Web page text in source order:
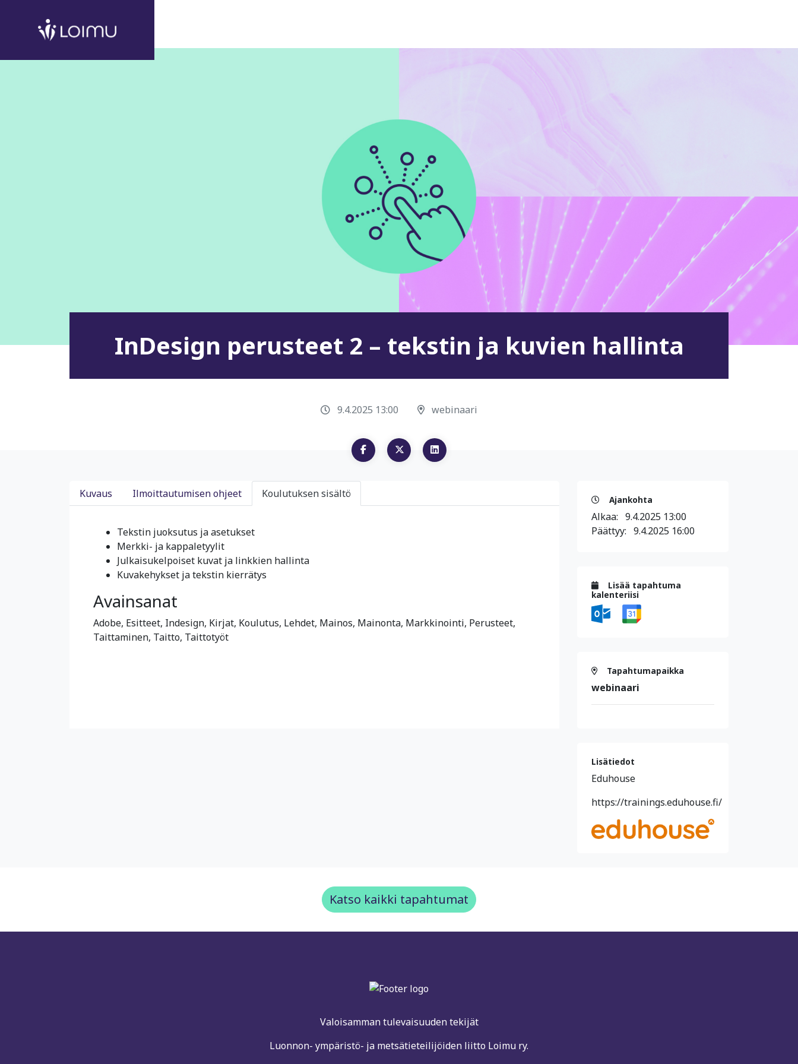
InDesign perusteet 2 – tekstin ja kuvien hallinta
9.4.2025 13:00 webinaari
Kuvaus Ilmoittautumisen ohjeet Koulutuksen sisältö
Tekstin juoksutus ja asetukset
Merkki- ja kappaletyylit
Julkaisukelpoiset kuvat ja linkkien hallinta
Kuvakehykset ja tekstin kierrätys
Avainsanat
Adobe, Esitteet, Indesign, Kirjat, Koulutus, Lehdet, Mainos, Mainonta, Markkinointi, Perusteet,
Taittaminen, Taitto, Taittotyöt
Ajankohta
Alkaa: 9.4.2025 13:00
Päättyy: 9.4.2025 16:00
Lisää tapahtuma
kalenteriisi
Tapahtumapaikka
webinaari
Lisätiedot
Eduhouse
https://trainings.eduhouse.fi/
Katso kaikki tapahtumat
Valoisamman tulevaisuuden tekijät
Luonnon- ympäristö- ja metsätieteilijöiden liitto Loimu ry.